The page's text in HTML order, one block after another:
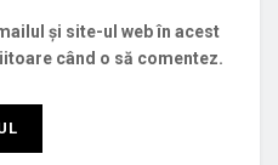
și site-ul web în acest
când o să comentez.